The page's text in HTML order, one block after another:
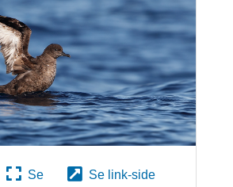
Se
Se link-side